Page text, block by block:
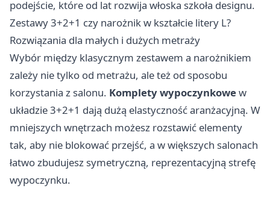
podejście, które od lat rozwija włoska szkoła designu.
Zestawy 3+2+1 czy narożnik w kształcie litery L?
Rozwiązania dla małych i dużych metraży
Wybór między klasycznym zestawem a narożnikiem
zależy nie tylko od metrażu, ale też od sposobu
korzystania z salonu. Komplety wypoczynkowew
układzie 3+2+1 dają dużą elastyczność aranżacyjną. W
mniejszych wnętrzach możesz rozstawić elementy
tak, aby nie blokować przejść, a w większych salonach
łatwo zbudujesz symetryczną, reprezentacyjną strefę
wypoczynku.